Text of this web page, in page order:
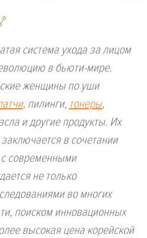
система ухода за лицом
в бьюти-мире.
женщины по уши
, пилинги, тонеры,
и другие продукты. Их
в сочетании
современными
не только
во многих
поиском инновационных
высокая цена корейской